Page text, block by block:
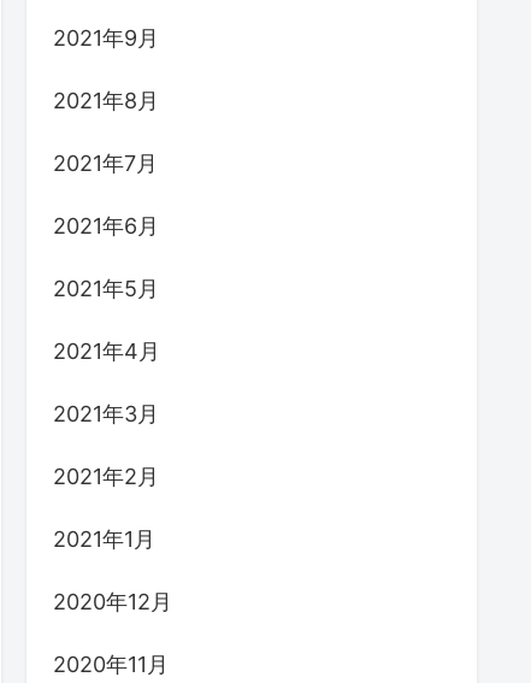
2021年9月
2021年8月
2021年7月
2021年6月
2021年5月
2021年4月
2021年3月
2021年2月
2021年1月
2020年12月
2020年11月